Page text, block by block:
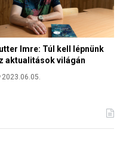
Imre: Túl kell lépnünk
aktualitások világán
2023.06.05.